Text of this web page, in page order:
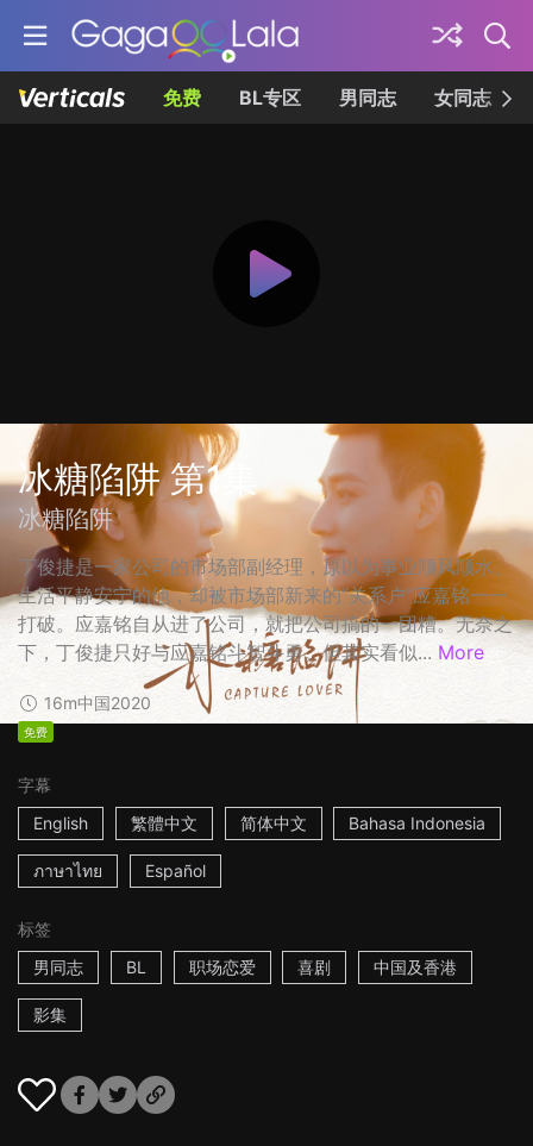
免费 BL专区 男同志 女同志
冰糖陷阱 第1集
冰糖陷阱
丁俊捷是一家公司的市场部副经理，原以为事业顺风顺水、
生活平静安宁的他，却被市场部新来的“关系户”应嘉铭一一
打破。应嘉铭自从进了公司，就把公司搞的一团糟。无奈之
下，丁俊捷只好与应嘉铭斗智斗勇。但其实看似... More
16m中国2020
免费
字幕
English
繁體中文 简体中文 Bahasa Indonesia
ภาษาไทย Español
标签
男同志
BL 职场恋爱 喜剧 中国及香港
影集